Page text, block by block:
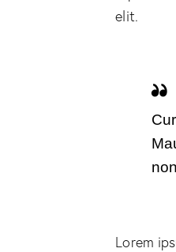
elit.
Lorem